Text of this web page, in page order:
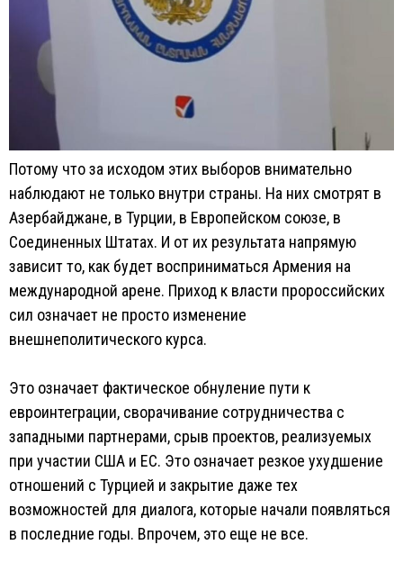
Потому что за исходом этих выборов внимательно
наблюдают не только внутри страны. На них смотрят в
Азербайджане, в Турции, в Европейском союзе, в
Соединенных Штатах. И от их результата напрямую
зависит то, как будет восприниматься Армения на
международной арене. Приход к власти пророссийских
сил означает не просто изменение
внешнеполитического курса.
Это означает фактическое обнуление пути к
евроинтеграции, сворачивание сотрудничества с
западными партнерами, срыв проектов, реализуемых
при участии США и ЕС. Это означает резкое ухудшение
отношений с Турцией и закрытие даже тех
возможностей для диалога, которые начали появляться
в последние годы. Впрочем, это еще не все.